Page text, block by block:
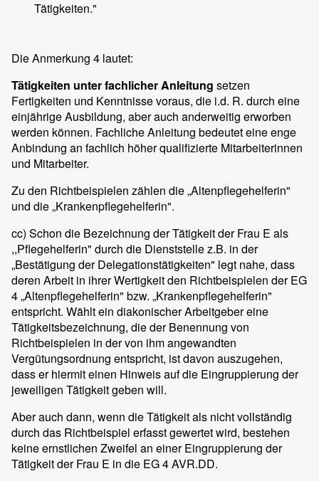
Tätigkeiten."
Die Anmerkung 4 lautet:
Tätigkeiten unter fachlicher Anleitung setzen
Fertigkeiten und Kenntnisse voraus, die i.d. R. durch eine
einjährige Ausbildung, aber auch anderweitig erworben
werden können. Fachliche Anleitung bedeutet eine enge
Anbindung an fachlich höher qualifizierte Mitarbeiterinnen
und Mitarbeiter.
Zu den Richtbeispielen zählen die „Altenpflegehelferin"
und die „Krankenpflegehelferin".
cc) Schon die Bezeichnung der Tätigkeit der Frau E als
,,Pflegehelferin" durch die Dienststelle z.B. in der
„Bestätigung der Delegationstätigkeiten" legt nahe, dass
deren Arbeit in ihrer Wertigkeit den Richtbeispielen der EG
4 „Altenpflegehelferin" bzw. „Krankenpflegehelferin"
entspricht. Wählt ein diakonischer Arbeitgeber eine
Tätigkeitsbezeichnung, die der Benennung von
Richtbeispielen in der von ihm angewandten
Vergütungsordnung entspricht, ist davon auszugehen,
dass er hiermit einen Hinweis auf die Eingruppierung der
jeweiligen Tätigkeit geben will.
Aber auch dann, wenn die Tätigkeit als nicht vollständig
durch das Richtbeispiel erfasst gewertet wird, bestehen
keine ernstlichen Zweifel an einer Eingruppierung der
Tätigkeit der Frau E in die EG 4 AVR.DD.